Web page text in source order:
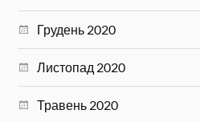
Грудень 2020
Листопад 2020
Травень 2020